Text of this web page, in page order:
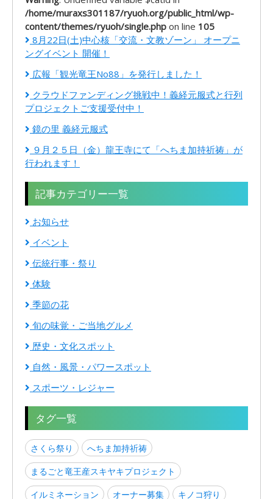
/home/muraxs301187/ryuoh.org/public_html/wp-
content/themes/ryuoh/single.php on line 105
8月22日(土)中心核「交流・文教ゾーン」 オープニ
ングイベント 開催！
広報「観光竜王No88」を発行しました！
クラウドファンディング挑戦中！義経元服式と行列
プロジェクトご支援受付中！
鏡の里 義経元服式
９月２５日（金）龍王寺にて「へちま加持祈祷」が
行われます！
記事カテゴリー一覧
お知らせ
イベント
伝統行事・祭り
体験
季節の花
旬の味覚・ご当地グルメ
歴史・文化スポット
自然・風景・パワースポット
スポーツ・レジャー
タグ一覧
さくら祭り
へちま加持祈祷
まるごと竜王産スキヤキプロジェクト
イルミネーション
オーナー募集
キノコ狩り